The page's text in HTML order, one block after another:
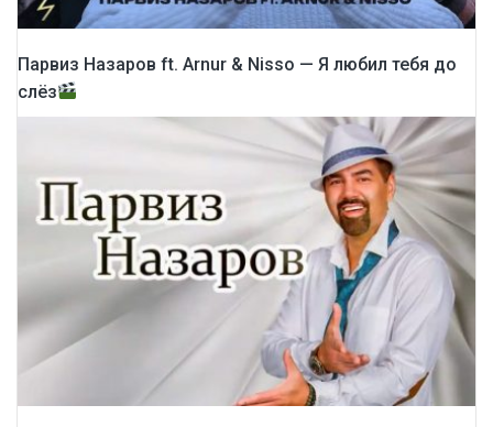
Парвиз Назаров ft. Arnur & Nisso — Я любил тебя до
слёз